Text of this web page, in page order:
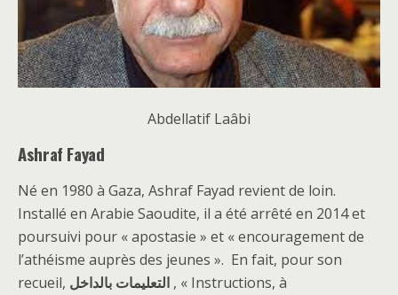
Abdellatif Laâbi
Ashraf Fayad
Né en 1980 à Gaza, Ashraf Fayad revient de loin.
Installé en Arabie Saoudite, il a été arrêté en 2014 et
poursuivi pour « apostasie » et « encouragement de
l’athéisme auprès des jeunes ». En fait, pour son
recueil,
, « Instructions, à